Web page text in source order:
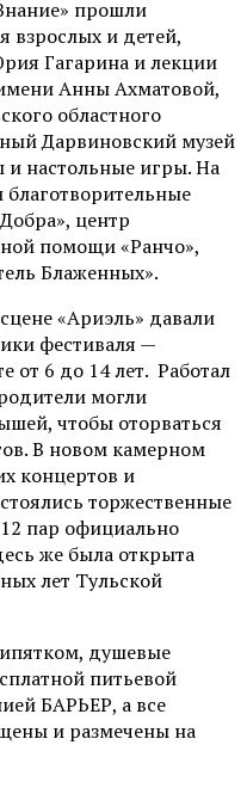
прошли
взрослых и детей,
Гагарина и лекции
Анны Ахматовой,
областного
Дарвиновский музей
и настольные игры. На
центр
помощи «Ранчо»,
Блаженных».
«Ариэль» давали
фестиваля —
от 6 до 14 лет. Работал
могли
чтобы оторваться
В новом камерном
концертов и
торжественные
пар официально
же была открыта
лет Тульской
душевые
питьевой
БАРЬЕР, а все
и размечены на